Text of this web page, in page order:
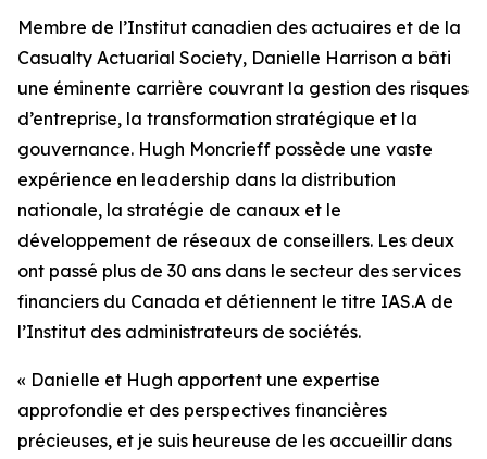
Membre de l’Institut canadien des actuaires et de la
Casualty Actuarial Society, Danielle Harrison a bâti
une éminente carrière couvrant la gestion des risques
d’entreprise, la transformation stratégique et la
gouvernance. Hugh Moncrieff possède une vaste
expérience en leadership dans la distribution
nationale, la stratégie de canaux et le
développement de réseaux de conseillers. Les deux
ont passé plus de 30 ans dans le secteur des services
financiers du Canada et détiennent le titre IAS.A de
l’Institut des administrateurs de sociétés.
« Danielle et Hugh apportent une expertise
approfondie et des perspectives financières
précieuses, et je suis heureuse de les accueillir dans